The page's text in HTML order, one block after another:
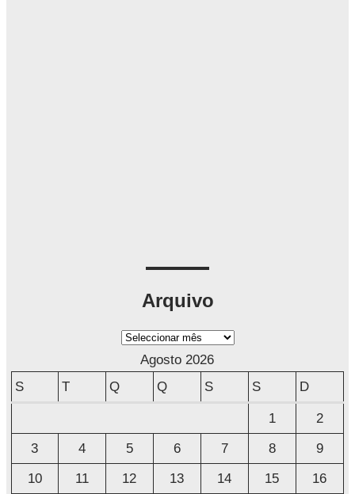
Arquivo
A
v
o
Agosto 2026
S
T Q Q S S D
1
2
3
4 5 6 7 8
9
10
11 12 13 14 15
16